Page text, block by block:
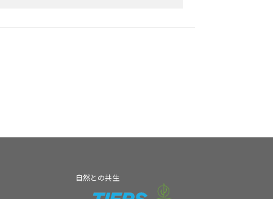
自然との共生